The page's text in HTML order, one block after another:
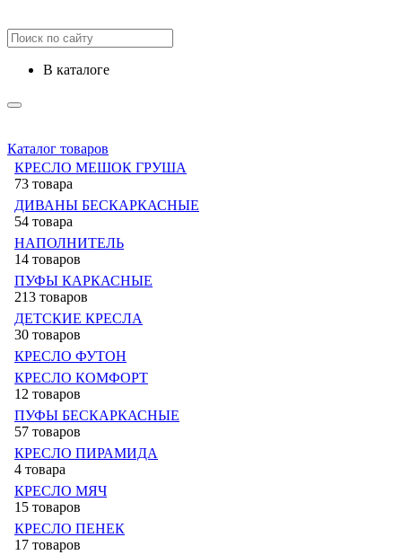
в каталоге
Каталог товаров
КРЕСЛО МЕШОК ГРУША
73 товара
ДИВАНЫ БЕСКАРКАСНЫЕ
54 товара
НАПОЛНИТЕЛЬ
14 товаров
ПУФЫ КАРКАСНЫЕ
213 товаров
ДЕТСКИЕ КРЕСЛА
30 товаров
КРЕСЛО ФУТОН
КРЕСЛО КОМФОРТ
12 товаров
ПУФЫ БЕСКАРКАСНЫЕ
57 товаров
КРЕСЛО ПИРАМИДА
4 товара
КРЕСЛО МЯЧ
15 товаров
КРЕСЛО ПЕНЕК
17 товаров